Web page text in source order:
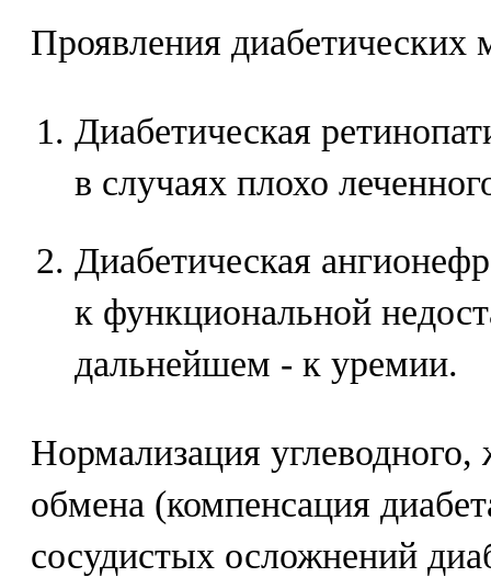
Проявления диабетических
Диабетическая
в случаях плохо
Диабетическая
к функциональной
дальнейшем - к уремии.
Нормализация углеводного,
обмена (компенсация
сосудистых осложнений